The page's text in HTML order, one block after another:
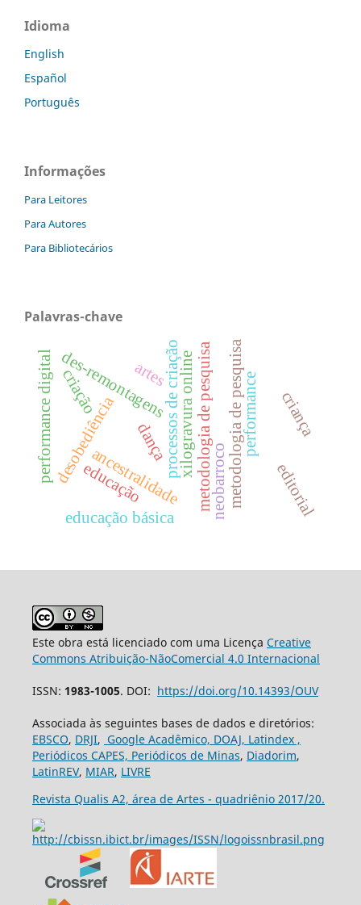
Idioma
English
Español
Português
Informações
Para Leitores
Para Autores
Para Bibliotecários
Palavras-chave
metodologia de pesquisametodologia de pesquisa
processos de criação
artes
dança performance
ancestralidade neobarroco
desobediência
editorial
educação
xilogravura online
performance digitaldes-remontagens
criação criança
educação básica
Este obra está licenciado com uma Licença Creative
Commons Atribuição-NãoComercial 4.0 Internacional
ISSN: 1983-1005. DOI: https://doi.org/10.14393/OUV
Associada às seguintes bases de dados e diretórios:
EBSCO, DRJI, Google Acadêmico, DOAJ, Latindex ,
Periódicos CAPES, Periódicos de Minas, Diadorim,
LatinREV, MIAR, LIVRE
Revista Qualis A2, área de Artes - quadriênio 2017/20.